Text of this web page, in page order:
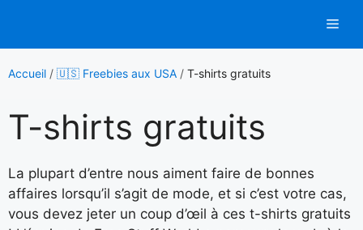
contenu
Accueil / 🇺🇸 Freebies aux USA / T-shirts gratuits
T-shirts gratuits
La plupart d’entre nous aiment faire de bonnes
affaires lorsqu’il s’agit de mode, et si c’est votre cas,
vous devez jeter un coup d’œil à ces t-shirts gratuits